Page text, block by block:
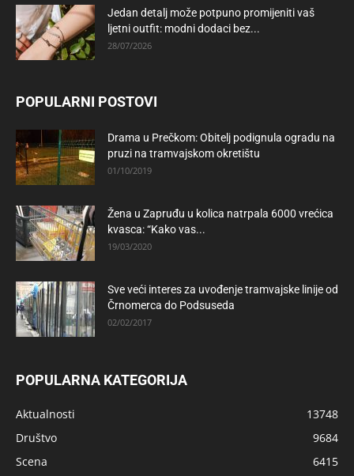
Jedan detalj može potpuno promijeniti vaš
ljetni outfit: modni dodaci bez...
28/07/2026
POPULARNI POSTOVI
Drama u Prečkom: Obitelj podignula ogradu na
pruzi na tramvajskom okretištu
01/10/2019
Žena u Zapruđu u kolica natrpala 6000 vrećica
kvasca: “Kako vas...
19/03/2020
Sve veći interes za uvođenje tramvajske linije od
Črnomerca do Podsuseda
02/02/2017
POPULARNA KATEGORIJA
Aktualnosti
13748
Društvo
9684
Scena
6415